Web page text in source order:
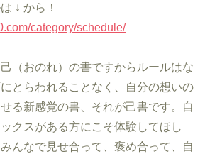
↓ から！
category/schedule/
（おのれ）の書ですからルールはな
とらわれることなく、自分の想いの
る新感覚の書、それが己書です。自
クスがある方にこそ体験してほし
んなで見せ合って、褒め合って、自